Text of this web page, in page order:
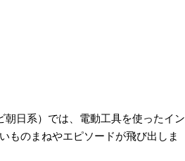
日系）では、電動工具を使ったイン
ものまねやエピソードが飛び出しま